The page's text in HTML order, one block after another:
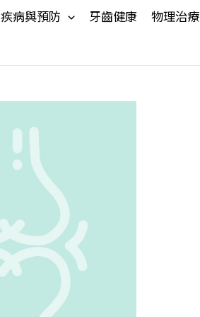
疾病與預防 牙齒健康 物理治療